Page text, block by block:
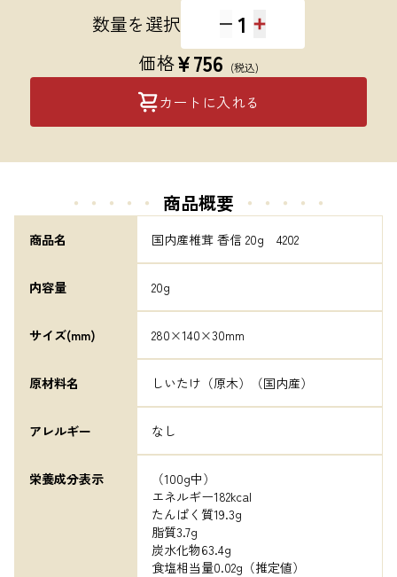
数量を選択 1
価格¥756 (税込)
カートに入れる
・・・・・ 商品概要 ・・・・・
商品名 国内産椎茸 香信 20g　4202
内容量 20g
サイズ(mm) 280×140×30mm
原材料名 しいたけ（原木）（国内産）
アレルギー なし
栄養成分表示
（100g中）
エネルギー182kcal
たんぱく質19.3g
脂質3.7g
炭水化物63.4g
食塩相当量0.02g（推定値）